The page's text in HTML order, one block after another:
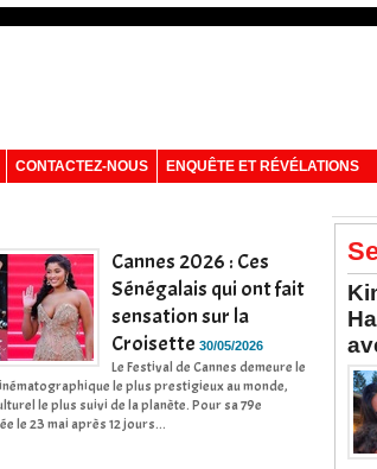
CONTACTEZ-NOUS ENQUÊTE ET RÉVÉLATIONS
Cannes 2026 : Ces
Sénégalais qui ont fait
sensation sur la
Croisette 30/05/2026
Le Festival de Cannes demeure le
le plus prestigieux au monde,
le plus suivi de la planète. Pour sa 79e
le 23 mai après 12 jours...